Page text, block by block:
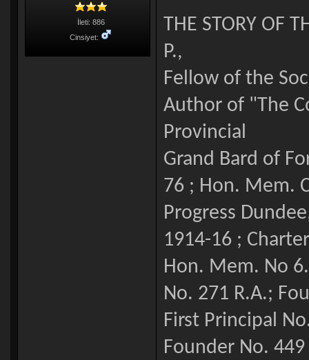
İleti: 886
Cinsiyet:
THE STORY OF
P.,
Fellow of the
Author of "The
Provincial
Grand Bard of
76 ; Hon. Mem.
Progress
1914-16 ;
Hon. Mem. No
No. 271 R.A.;
First Principal
Founder No. 449